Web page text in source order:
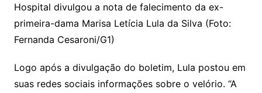
Hospital divulgou a nota de falecimento da ex-
primeira-dama Marisa Letícia Lula da Silva (Foto:
Fernanda Cesaroni/G1)
Logo após a divulgação do boletim, Lula postou em
suas redes sociais informações sobre o velório. “A